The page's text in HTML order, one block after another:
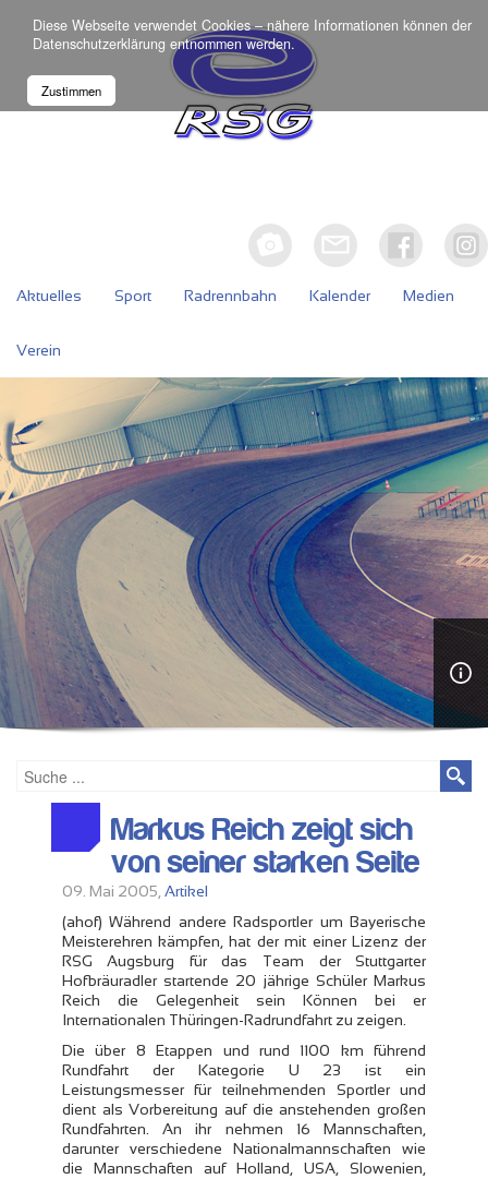
Diese Webseite verwendet Cookies – nähere Informationen können der
Datenschutzerklärung entnommen werden.
Zustimmen
Aktuelles Sport Radrennbahn Kalender Medien
Verein
Markus Reich zeigt sich
von seiner starken Seite
09. Mai 2005, Artikel
(ahof) Während andere Radsportler um Bayerische
Meisterehren kämpfen, hat der mit einer Lizenz der
RSG Augsburg für das Team der Stuttgarter
Hofbräuradler startende 20 jährige Schüler Markus
Reich die Gelegenheit sein Können bei er
Internationalen Thüringen-Radrundfahrt zu zeigen.
Die über 8 Etappen und rund 1100 km führend
Rundfahrt der Kategorie U 23 ist ein
Leistungsmesser für teilnehmenden Sportler und
dient als Vorbereitung auf die anstehenden großen
Rundfahrten. An ihr nehmen 16 Mannschaften,
darunter verschiedene Nationalmannschaften wie
die Mannschaften auf Holland, USA, Slowenien,